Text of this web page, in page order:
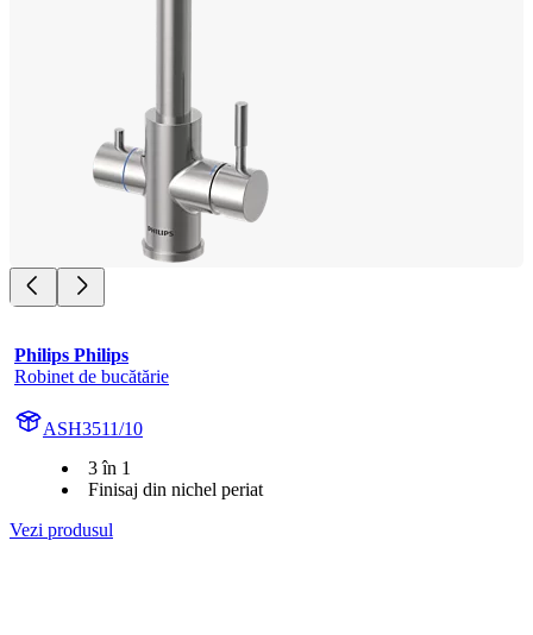
Philips Philips
Robinet de bucătărie
ASH3511/10
3 în 1
Finisaj din nichel periat
Vezi produsul